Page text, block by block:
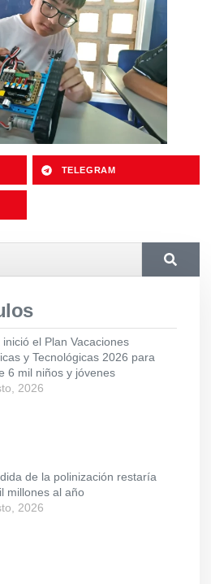
TELEGRAM
inició el Plan Vacaciones
y Tecnológicas 2026 para
6 mil niños y jóvenes
2026
de la polinización restaría
millones al año
2026